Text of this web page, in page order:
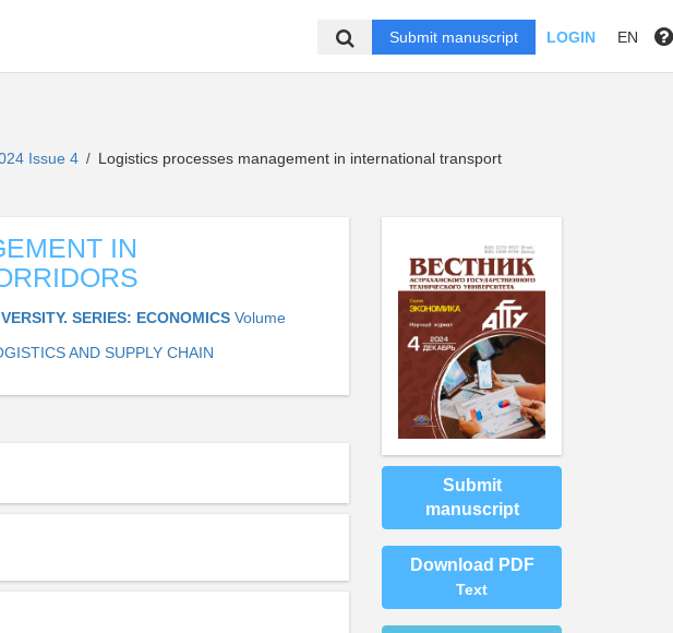
Submit manuscript LOGIN EN
Issue 4 / Logistics processes management in international transport
IN
SERIES: ECONOMICS Volume
AND SUPPLY CHAIN
Submit
manuscript
Download PDF
Text